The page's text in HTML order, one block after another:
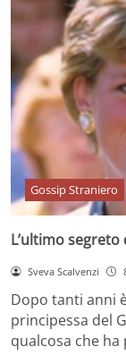
Gossip Straniero
L’ultimo
Sveva Scalvenzi
Dopo tanti anni
principessa del
qualcosa che